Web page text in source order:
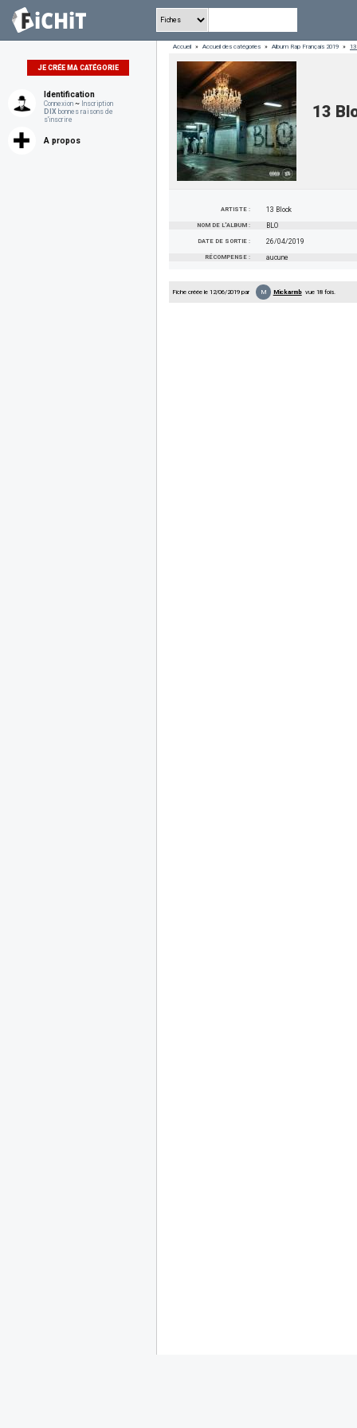
JE CRÉE MA CATÉGORIE
Identification
Connexion ~ Inscription
DIX bonnes raisons de
s'inscrire
A propos
Accueil » Accueil des catégories » Album Rap Français 2019 »
13
ARTISTE : 13 Block
NOM DE L'ALBUM : BLO
DATE DE SORTIE : 26/04/2019
RÉCOMPENSE : aucune
Fiche créée le 12/06/2019 par M Mickarmbvue 18 fois.